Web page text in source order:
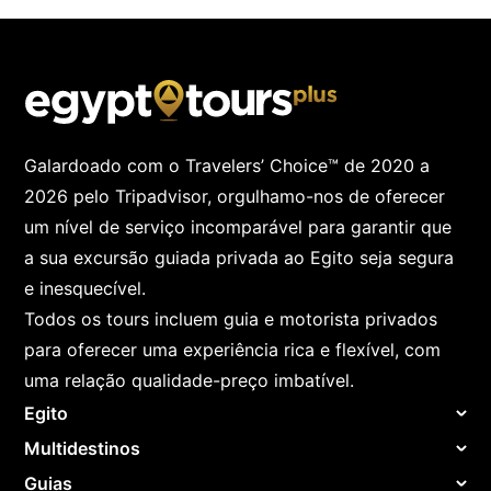
Galardoado com o Travelers’ Choice™ de 2020 a
2026 pelo Tripadvisor, orgulhamo-nos de oferecer
um nível de serviço incomparável para garantir que
a sua excursão guiada privada ao Egito seja segura
e inesquecível.
Todos os tours incluem guia e motorista privados
para oferecer uma experiência rica e flexível, com
uma relação qualidade-preço imbatível.
Egito
Multidestinos
Guias